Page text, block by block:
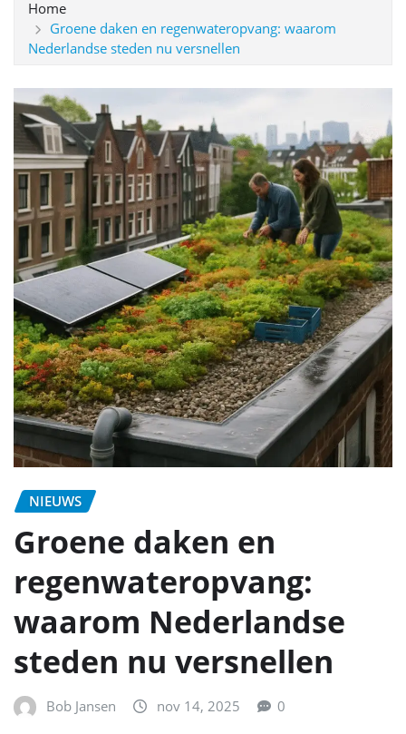
Home
Groene daken en regenwateropvang: waarom
Nederlandse steden nu versnellen
NIEUWS
Groene daken en
regenwateropvang:
waarom Nederlandse
steden nu versnellen
Bob Jansen nov 14, 2025 0